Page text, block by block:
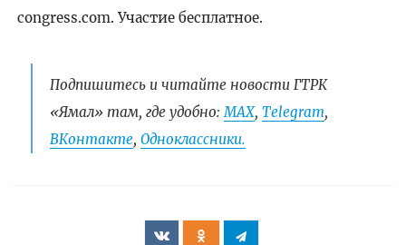
congress.com. Участие бесплатное.
Подпишитесь и читайте новости ГТРК
«Ямал» там, где удобно:МАХ, Telegram,
ВКонтакте, Одноклассники.